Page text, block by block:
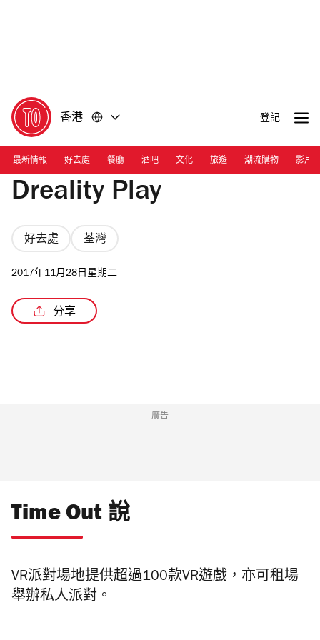
香港 登記
最新情報 好去處 餐廳 酒吧 文化 旅遊 潮流購物 影片
Dreality Play
好去處 荃灣
2017年11月28日星期二
分享
廣告
Time Out 說
VR派對場地提供超過100款VR遊戲，亦可租場
舉辦私人派對。